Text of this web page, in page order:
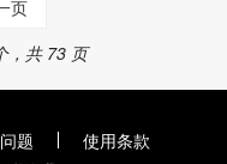
页
，共 73 页
题
使用条款